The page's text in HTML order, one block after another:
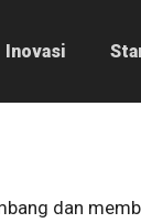
Inovasi
dan